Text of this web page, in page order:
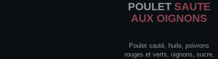
POULETSAUTE
AUX OIGNONS
Poulet sauté, huile, poivrons
rouges et verts, oignons, sucre,